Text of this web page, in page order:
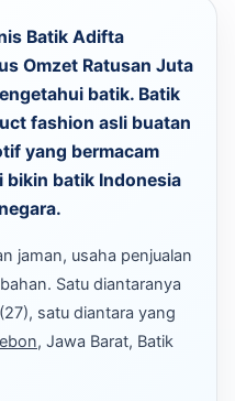
Batik Adifta
Omzet Ratusan Juta
batik. Batik
fashion asli buatan
yang bermacam
bikin batik Indonesia
jaman, usaha penjualan
Satu diantaranya
satu diantara yang
, Jawa Barat, Batik